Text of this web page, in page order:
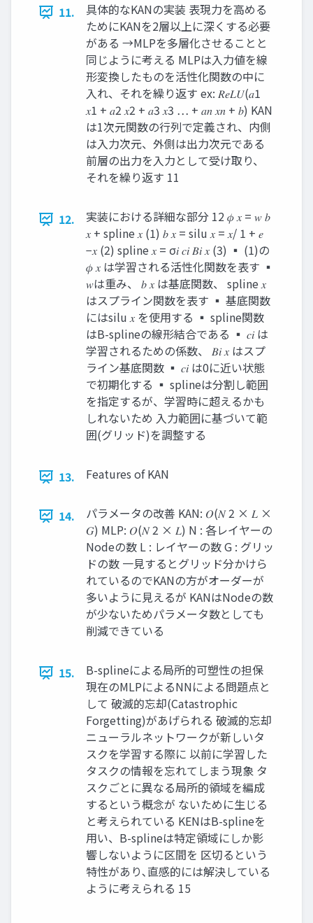
11.
具体的なKANの実装 表現力を高める
ためにKANを2層以上に深くする必要
がある →MLPを多層化させることと
同じように考える MLPは入力値を線
形変換したものを活性化関数の中に
入れ、それを繰り返す ex: 𝑅𝑒𝐿𝑈(𝑎1
𝑥1 + 𝑎2 𝑥2 + 𝑎3 𝑥3 … + 𝑎𝑛 𝑥𝑛 + 𝑏) KAN
は1次元関数の行列で定義され、内側
は入力次元、外側は出力次元である
前層の出力を入力として受け取り、
それを繰り返す 11
12.
実装における詳細な部分 12 𝜙 𝑥 = 𝑤 𝑏
𝑥 + spline 𝑥 (1) 𝑏 𝑥 = silu 𝑥 = 𝑥/ 1 + 𝑒
−𝑥 (2) spline 𝑥 = σ𝑖 𝑐𝑖 𝐵𝑖 𝑥 (3) ▪ (1)の
𝜙 𝑥 は学習される活性化関数を表す ▪
𝑤は重み、 𝑏 𝑥 は基底関数、 spline 𝑥
はスプライン関数を表す ▪ 基底関数
にはsilu 𝑥 を使用する ▪ spline関数
はB-splineの線形結合である ▪ 𝑐𝑖 は
学習されるための係数、 𝐵𝑖 𝑥 はスプ
ライン基底関数 ▪ 𝑐𝑖 は0に近い状態
で初期化する ▪ splineは分割し範囲
を指定するが、学習時に超えるかも
しれないため 入力範囲に基づいて範
囲(グリッド)を調整する
13. Features of KAN
14.
パラメータの改善 KAN: 𝑂(𝑁 2 × 𝐿 ×
𝐺) MLP: 𝑂(𝑁 2 × 𝐿) N : 各レイヤーの
Nodeの数 L : レイヤーの数 G : グリッ
ドの数 一見するとグリッド分かけら
れているのでKANの方がオーダーが
多いように見えるが KANはNodeの数
が少ないためパラメータ数としても
削減できている
15.
B-splineによる局所的可塑性の担保
現在のMLPによるNNによる問題点と
して 破滅的忘却(Catastrophic
Forgetting)があげられる 破滅的忘却
ニューラルネットワークが新しいタ
スクを学習する際に 以前に学習した
タスクの情報を忘れてしまう現象 タ
スクごとに異なる局所的領域を編成
するという概念が ないために生じる
と考えられている KENはB-splineを
用い、B-splineは特定領域にしか影
響しないように区間を 区切るという
特性があり､直感的には解決している
ように考えられる 15